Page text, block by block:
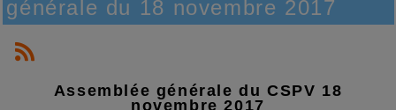
générale du 18 novembre 2017
Assemblée générale du CSPV 18
novembre 2017